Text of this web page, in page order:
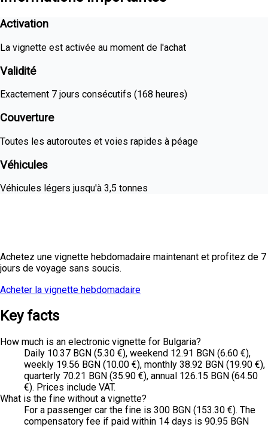
Activation
La vignette est activée au moment de l'achat
Validité
Exactement 7 jours consécutifs (168 heures)
Couverture
Toutes les autoroutes et voies rapides à péage
Véhicules
Véhicules légers jusqu'à 3,5 tonnes
Achetez une vignette hebdomadaire maintenant et profitez de 7
jours de voyage sans soucis.
Acheter la vignette hebdomadaire
Key facts
How much is an electronic vignette for Bulgaria?
Daily 10.37 BGN (5.30 €), weekend 12.91 BGN (6.60 €),
weekly 19.56 BGN (10.00 €), monthly 38.92 BGN (19.90 €),
quarterly 70.21 BGN (35.90 €), annual 126.15 BGN (64.50
€). Prices include VAT.
What is the fine without a vignette?
For a passenger car the fine is 300 BGN (153.30 €). The
compensatory fee if paid within 14 days is 90.95 BGN